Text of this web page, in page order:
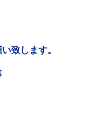
致します。